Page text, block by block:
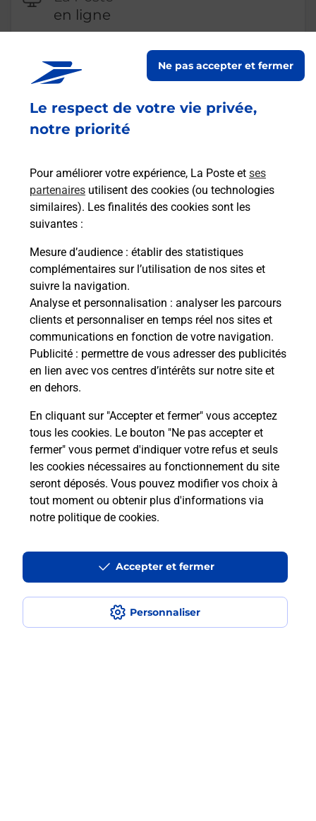
Le respect de votre vie privée,
notre priorité
Pour améliorer votre expérience, La Poste et ses
partenaires utilisent des cookies (ou technologies
similaires). Les finalités des cookies sont les
suivantes :
Mesure d’audience : établir des statistiques
complémentaires sur l’utilisation de nos sites et
suivre la navigation.
Analyse et personnalisation : analyser les parcours
clients et personnaliser en temps réel nos sites et
communications en fonction de votre navigation.
Publicité : permettre de vous adresser des publicités
en lien avec vos centres d’intérêts sur notre site et
en dehors.
En cliquant sur "Accepter et fermer" vous acceptez
tous les cookies. Le bouton "Ne pas accepter et
fermer" vous permet d'indiquer votre refus et seuls
les cookies nécessaires au fonctionnement du site
seront déposés. Vous pouvez modifier vos choix à
tout moment ou obtenir plus d'informations via
notre politique de cookies.
Personnaliser
Ne pas accepter et fermer
Accepter et fermer
en ligne
En savoir plus
Recherchez un autre point de contact
Questions fréquemment posées
Quel réseau utilise La Poste Mobile ?
Est-ce que je peux garder mon
numéro de mobile gratuitement ?
Est-ce que je peux bénéficier de la 5G
avec La Poste Mobile ?
Est-ce que je peux utiliser mon forfait
à l’étranger avec La Poste Mobile ?
Est-ce que je peux payer mon
smartphone Samsung en plusieurs
fois avec La Poste Mobile ?
smartphone Samsung ?
Localiser Puy-de-Dôme